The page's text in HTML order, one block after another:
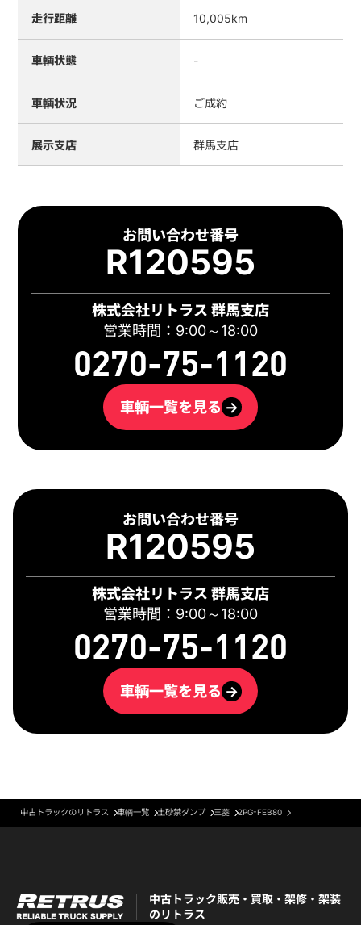
お問い合わせ番号
R120595
株式会社リトラス 群馬支店
営業時間：9:00～18:00
0270-75-1120
車輌一覧を見る →
走行距離 10,005km
車輌状態 -
車輌状況 ご成約
展示支店 群馬支店
お問い合わせ番号
R120595
株式会社リトラス 群馬支店
営業時間：9:00～18:00
0270-75-1120
車輌一覧を見る →
中古トラックのリトラス 車輌一覧 土砂禁ダンプ 三菱 2PG-FEB80
中古トラック販売・買取・架修・架装
のリトラス